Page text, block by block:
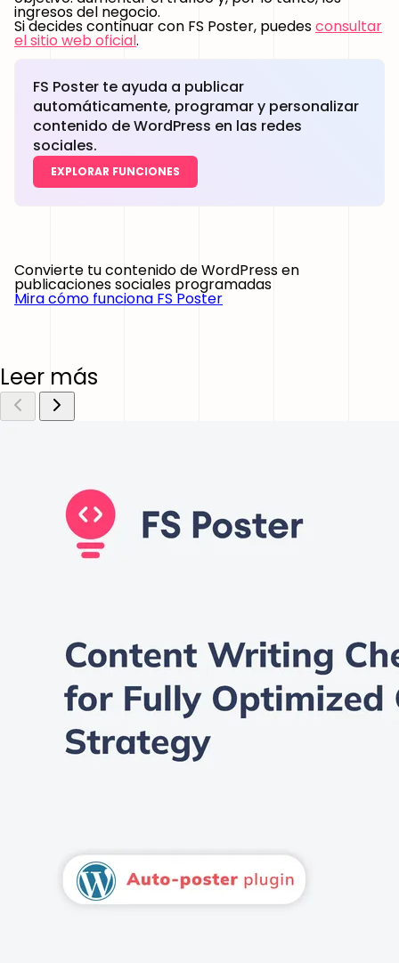
ingresos del negocio.
Si decides continuar con FS Poster, puedesconsultar
el sitio web oficial.
FS Poster te ayuda a publicar
automáticamente, programar y personalizar
contenido de WordPress en las redes
sociales.
EXPLORAR FUNCIONES
Convierte tu contenido de WordPress en
publicaciones sociales programadas
Mira cómo funciona FS Poster
Leer más